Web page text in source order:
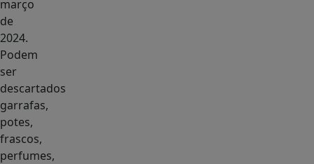
março
de
2024.
Podem
ser
descartados
garrafas,
potes,
frascos,
perfumes,